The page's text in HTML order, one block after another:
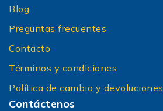
Blog
Preguntas frecuentes
Contacto
Términos y condiciones
Política de cambio y devoluciones
Contáctenos